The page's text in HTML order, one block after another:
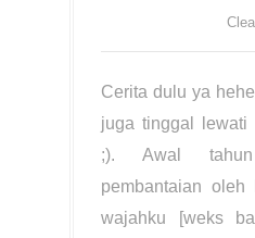
Cerita dulu ya
juga tinggal lewati
;). Awal
pembantaian
wajahku [weks